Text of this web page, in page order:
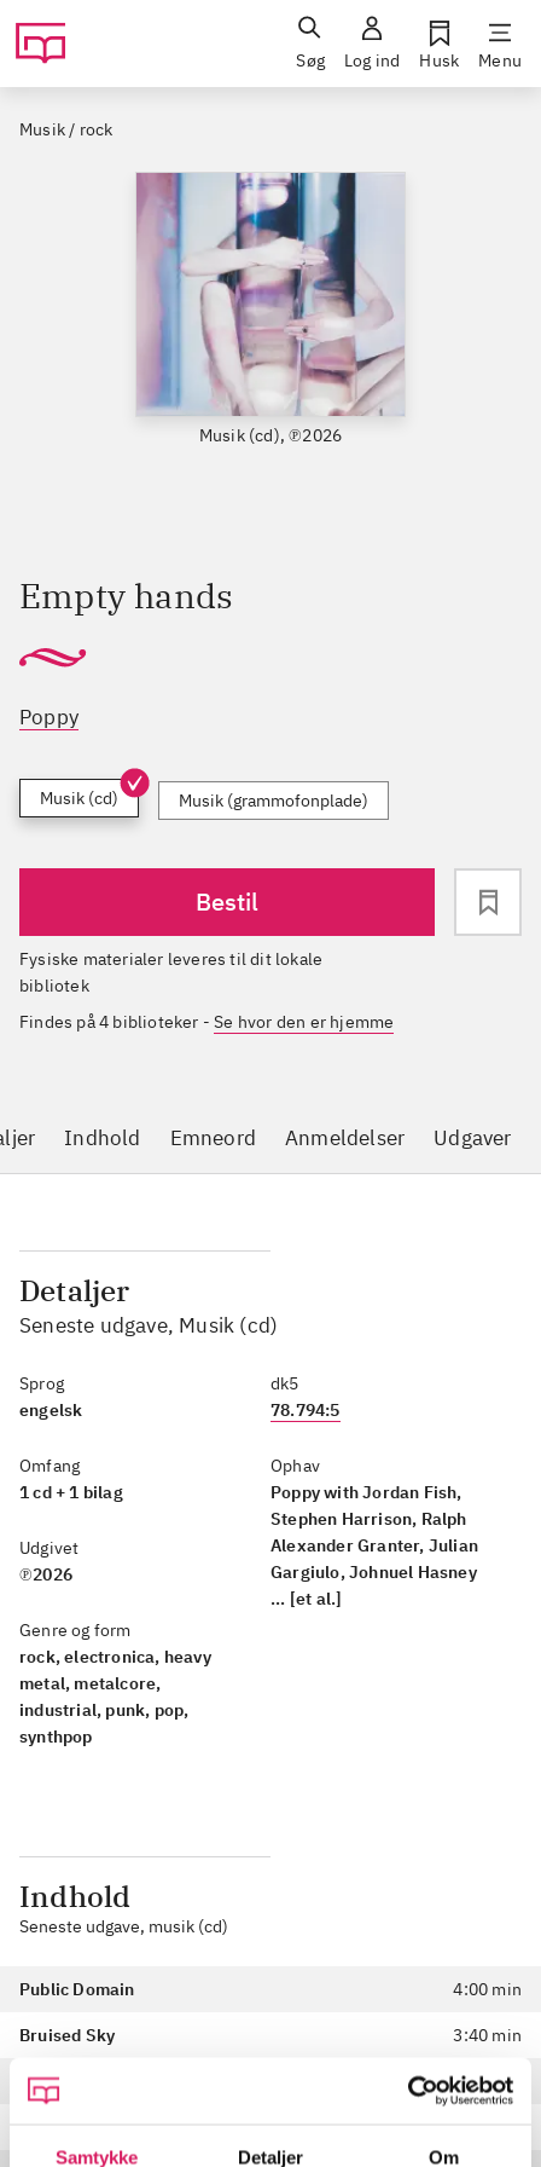
Samtykke Detaljer Om
Søg Log ind Husk Menu
Musik / rock
Musik (cd), ℗2026
Empty hands
Poppy
Musik (cd) Musik (grammofonplade)
Bestil
Fysiske materialer leveres til dit lokale
bibliotek
Findes på 4 biblioteker -Se hvor den er hjemme
Indhold Emneord Anmeldelser Udgaver
Detaljer
Seneste udgave, Musik (cd)
Sprog
engelsk
Omfang
1 cd + 1 bilag
Udgivet
℗2026
Genre og form
rock, electronica, heavy
metal, metalcore,
industrial, punk, pop,
synthpop
dk5
78.794:5
Ophav
Poppy with Jordan Fish,
Stephen Harrison, Ralph
Alexander Granter, Julian
Gargiulo, Johnuel Hasney
... [et al.]
Indhold
Seneste udgave, musik (cd)
Public Domain 4:00 min
Bruised Sky 3:40 min
Guardian 3:14 min